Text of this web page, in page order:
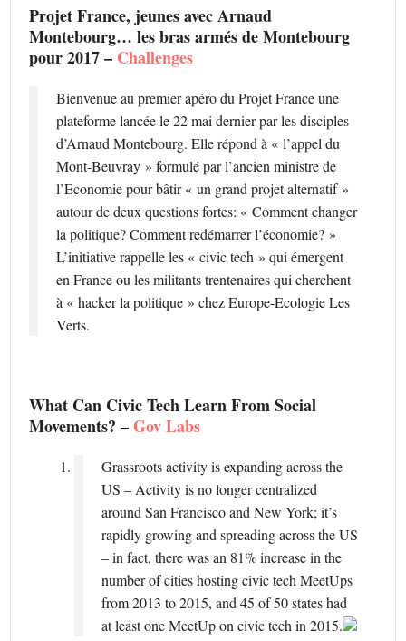
Projet France, jeunes avec Arnaud
Montebourg… les bras armés de Montebourg
pour 2017 – Challenges
Bienvenue au premier apéro du Projet France une
plateforme lancée le 22 mai dernier par les disciples
d’Arnaud Montebourg. Elle répond à « l’appel du
Mont-Beuvray » formulé par l’ancien ministre de
l’Economie pour bâtir « un grand projet alternatif »
autour de deux questions fortes: « Comment changer
la politique? Comment redémarrer l’économie? »
L’initiative rappelle les « civic tech » qui émergent
en France ou les militants trentenaires qui cherchent
à « hacker la politique » chez Europe-Ecologie Les
Verts.
What Can Civic Tech Learn From Social
Movements? –Gov Labs
Grassroots activity is expanding across the
US – Activity is no longer centralized
around San Francisco and New York; it’s
rapidly growing and spreading across the US
– in fact, there was an 81% increase in the
number of cities hosting civic tech MeetUps
from 2013 to 2015, and 45 of 50 states had
at least one MeetUp on civic tech in 2015.